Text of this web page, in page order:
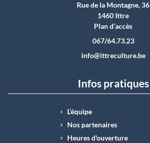
Rue de la Montagne, 36
1460 Ittre
Plan d’accès
067/64.73.23
info@ittreculture.be
Infos pratiques
L’équipe
Nos partenaires
Heures d'ouverture